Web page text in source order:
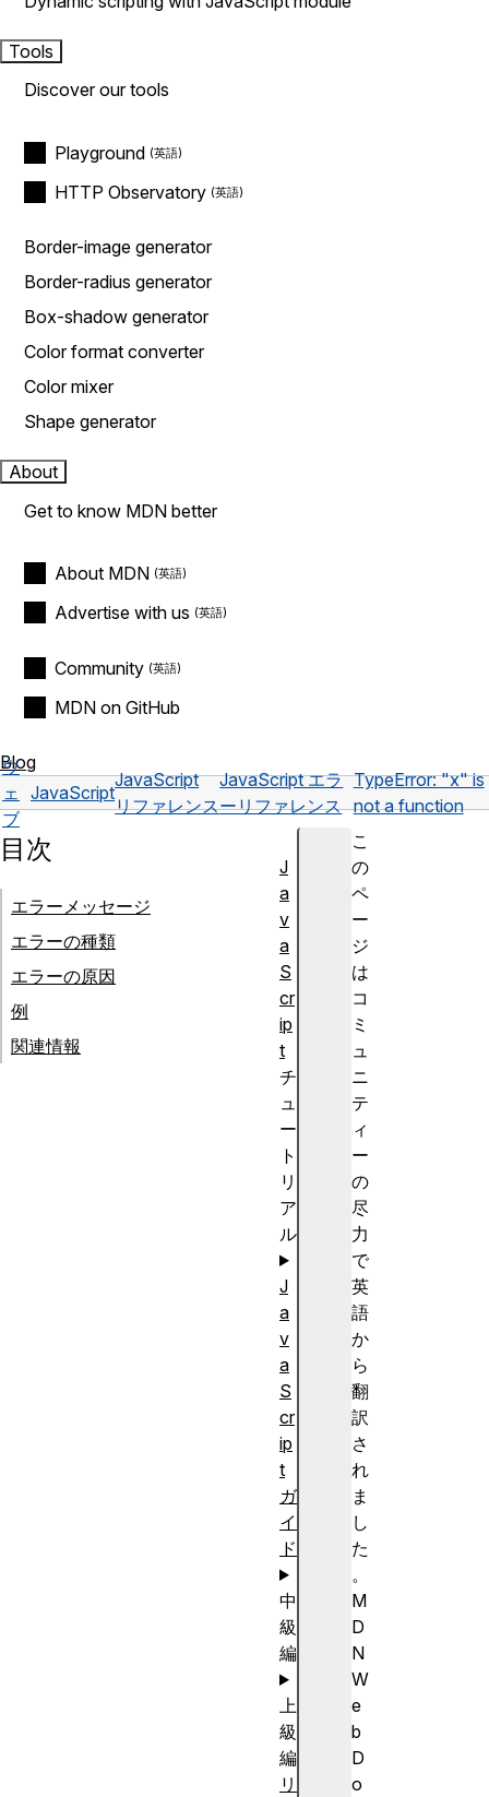
Tools
Discover our tools
Playground
HTTP Observatory
Border-image generator
Border-radius generator
Box-shadow generator
Color format converter
Color mixer
Shape generator
About
Get to know MDN better
About MDN
Advertise with us
Community
MDN on GitHub
Blog
ウ
ェ
ブ
JavaScript
JavaScript
リファレンス
JavaScript エラ
ーリファレンス
TypeError: "x" is
not a function
こ
の
ペ
ー
ジ
は
コ
ミ
ュ
ニ
テ
ィ
ー
の
尽
力
で
英
語
か
ら
翻
訳
さ
れ
ま
し
た
。
M
D
N
W
e
b
D
o
目次
エラーメッセージ
エラーの種類
エラーの原因
例
関連情報
J
a
v
a
S
cr
ip
t
チ
ュ
ー
ト
リ
ア
ル
J
a
v
a
S
cr
ip
t
ガ
イ
ド
中
級
編
上
級
編
リ